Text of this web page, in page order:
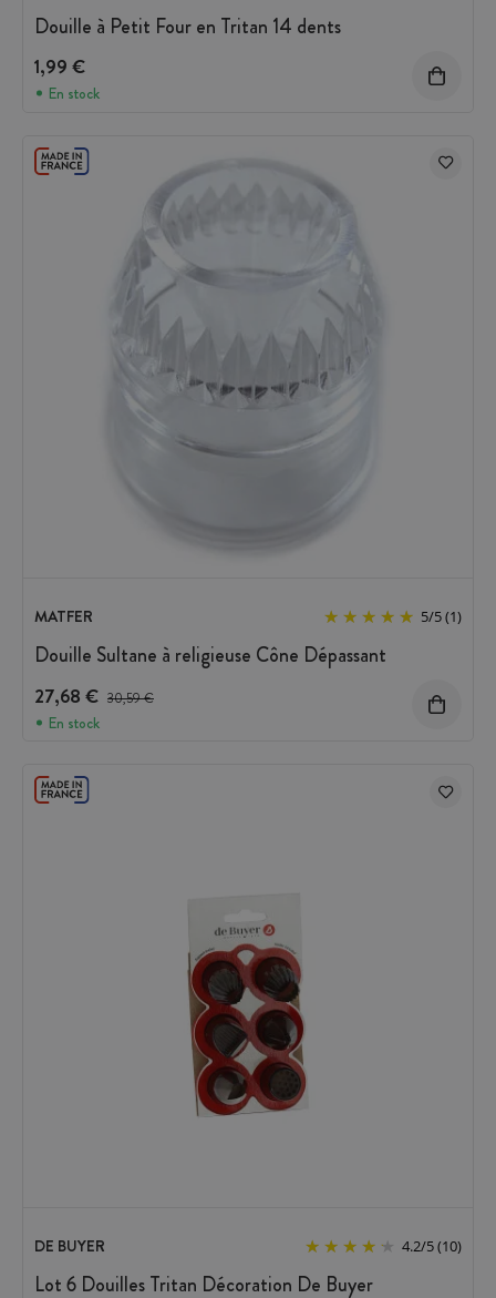
Douille à Petit Four en Tritan 14 dents
1,99 €
En stock
MATFER 5/5(1)
Douille Sultane à religieuse Cône Dépassant
27,68 € Prix avant réduction :
30,59 €
En stock
DE BUYER 4.2/5(10)
Lot 6 Douilles Tritan Décoration De Buyer